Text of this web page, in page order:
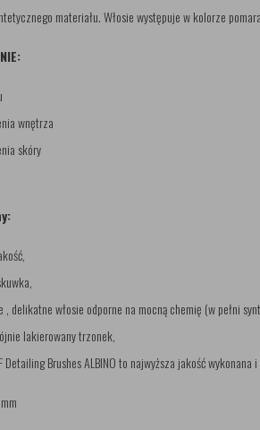
materiału. Włosie występuje w kolorze
wnętrza
skóry
, delikatne włosie odporne na mocną chemię (w pełni
lakierowany trzonek,
Detailing Brushes ALBINO to najwyższa jakość